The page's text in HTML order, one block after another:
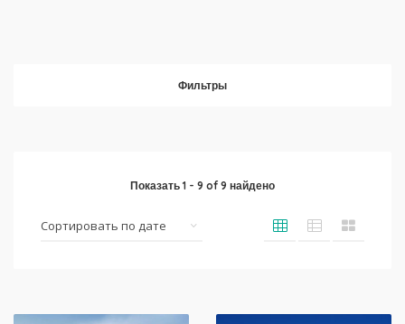
Фильтры
Показать 1 - 9 of 9 найдено